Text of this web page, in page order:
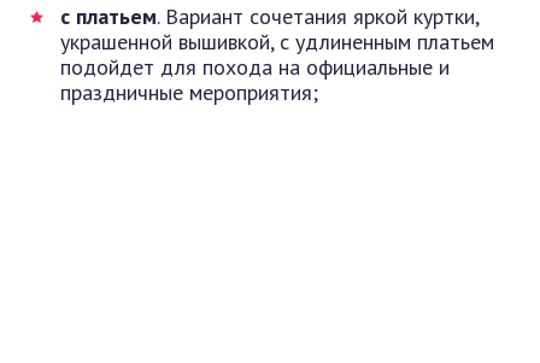
с платьем. Вариант сочетания яркой куртки,
украшенной вышивкой, с удлиненным платьем
подойдет для похода на официальные и
праздничные мероприятия;